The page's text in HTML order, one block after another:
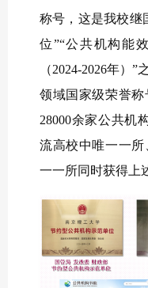
称号，这是我校继
位”“公共机构能
（2024-2026年）
领域国家级荣誉
28000余家公共机
流高校中唯一一
一一所同时获得上